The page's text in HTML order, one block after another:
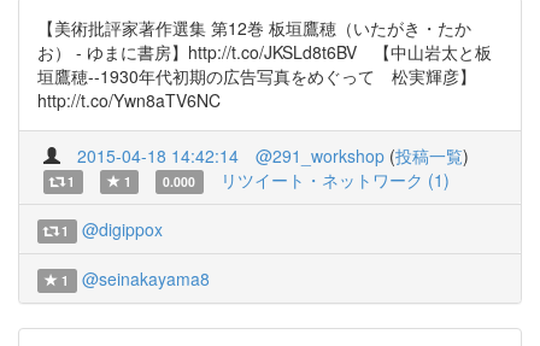
【美術批評家著作選集 第12巻 板垣鷹穂（いたがき・たか
お） - ゆまに書房】http://t.co/JKSLd8t6BV 【中山岩太と板
垣鷹穂--1930年代初期の広告写真をめぐって 松実輝彦】
http://t.co/Ywn8aTV6NC
2015-04-18 14:42:14 @291_workshop (投稿一覧)
1 1 0.000 リツイート・ネットワーク (1)
1 @digippox
1 @seinakayama8